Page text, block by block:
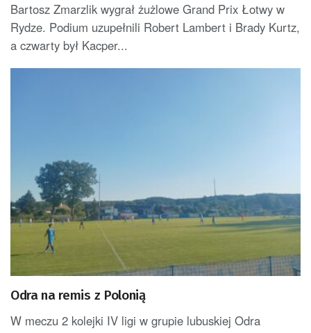
Bartosz Zmarzlik wygrał żużlowe Grand Prix Łotwy w
Rydze. Podium uzupełnili Robert Lambert i Brady Kurtz,
a czwarty był Kacper...
Odra na remis z Polonią
W meczu 2 kolejki IV ligi w grupie lubuskiej Odra